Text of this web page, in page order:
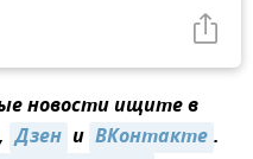
новости ищите в
, Дзен и ВКонтакте.